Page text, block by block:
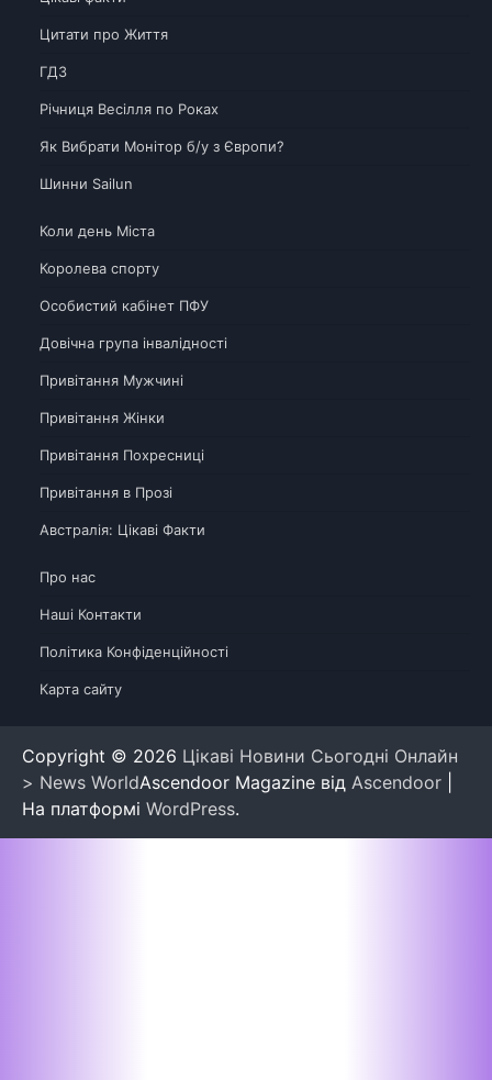
Цитати про Життя
ГДЗ
Річниця Весілля по Роках
Як Вибрати Монітор б/у з Європи?
Шинни Sailun
Коли день Міста
Королева спорту
Особистий кабінет ПФУ
Довічна група інвалідності
Привітання Мужчині
Привітання Жінки
Привітання Похресниці
Привітання в Прозі
Австралія: Цікаві Факти
Про нас
Наші Контакти
Політика Конфіденційності
Карта сайту
Copyright © 2026 Цікаві Новини Сьогодні Онлайн
> News WorldAscendoor Magazine від Ascendoor
На платформі WordPress.